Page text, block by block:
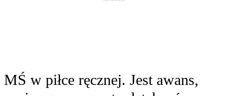
MŚ w piłce ręcznej. Jest awans,